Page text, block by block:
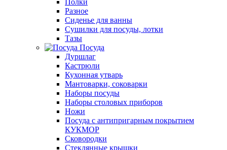
Полки
Разное
Сиденье для ванны
Сушилки для посуды, лотки
Тазы
Посуда
Дуршлаг
Кастрюли
Кухонная утварь
Мантоварки, соковарки
Наборы посуды
Наборы столовых приборов
Ножи
Посуда с антипригарным покрытием
КУКМОР
Сковородки
Стеклянные крышки